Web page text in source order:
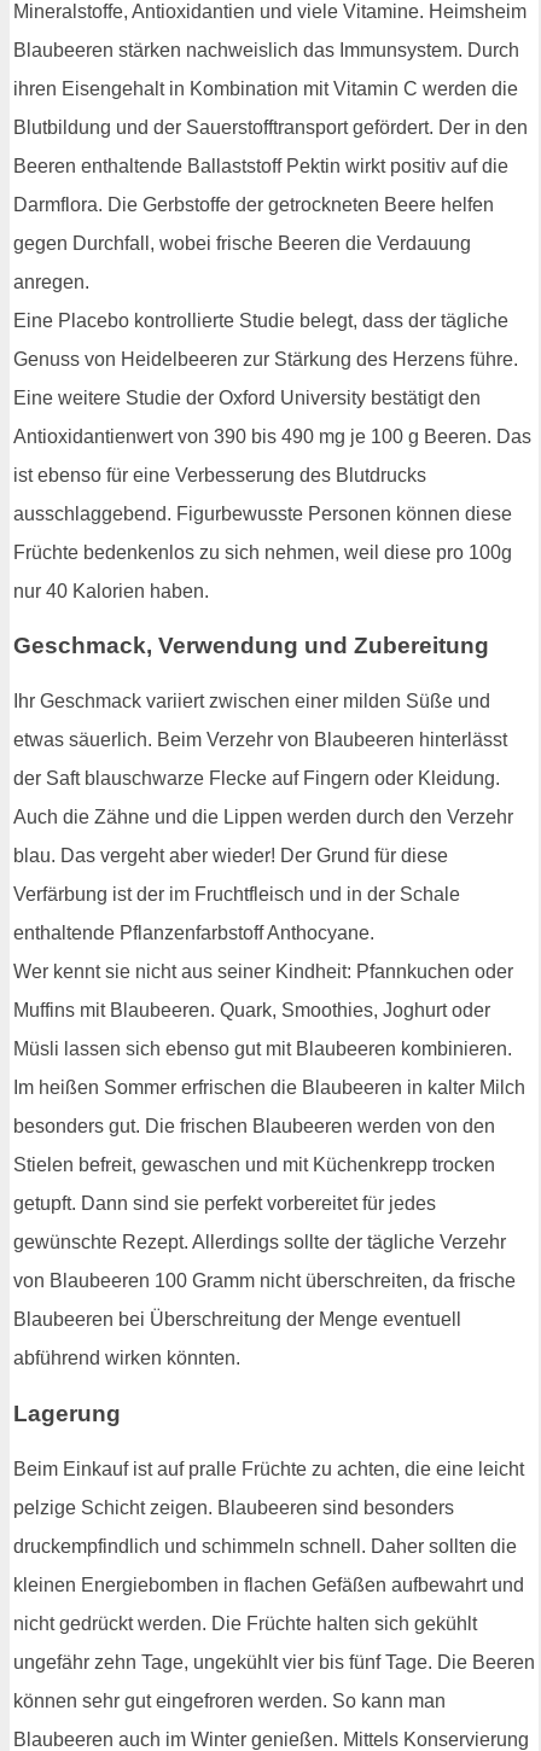
Mineralstoffe, Antioxidantien und viele Vitamine. Heimsheim
Blaubeeren stärken nachweislich das Immunsystem. Durch
ihren Eisengehalt in Kombination mit Vitamin C werden die
Blutbildung und der Sauerstofftransport gefördert. Der in den
Beeren enthaltende Ballaststoff Pektin wirkt positiv auf die
Darmflora. Die Gerbstoffe der getrockneten Beere helfen
gegen Durchfall, wobei frische Beeren die Verdauung
anregen.
Eine Placebo kontrollierte Studie belegt, dass der tägliche
Genuss von Heidelbeeren zur Stärkung des Herzens führe.
Eine weitere Studie der Oxford University bestätigt den
Antioxidantienwert von 390 bis 490 mg je 100 g Beeren. Das
ist ebenso für eine Verbesserung des Blutdrucks
ausschlaggebend. Figurbewusste Personen können diese
Früchte bedenkenlos zu sich nehmen, weil diese pro 100g
nur 40 Kalorien haben.
Geschmack, Verwendung und Zubereitung
Ihr Geschmack variiert zwischen einer milden Süße und
etwas säuerlich. Beim Verzehr von Blaubeeren hinterlässt
der Saft blauschwarze Flecke auf Fingern oder Kleidung.
Auch die Zähne und die Lippen werden durch den Verzehr
blau. Das vergeht aber wieder! Der Grund für diese
Verfärbung ist der im Fruchtfleisch und in der Schale
enthaltende Pflanzenfarbstoff Anthocyane.
Wer kennt sie nicht aus seiner Kindheit: Pfannkuchen oder
Muffins mit Blaubeeren. Quark, Smoothies, Joghurt oder
Müsli lassen sich ebenso gut mit Blaubeeren kombinieren.
Im heißen Sommer erfrischen die Blaubeeren in kalter Milch
besonders gut. Die frischen Blaubeeren werden von den
Stielen befreit, gewaschen und mit Küchenkrepp trocken
getupft. Dann sind sie perfekt vorbereitet für jedes
gewünschte Rezept. Allerdings sollte der tägliche Verzehr
von Blaubeeren 100 Gramm nicht überschreiten, da frische
Blaubeeren bei Überschreitung der Menge eventuell
abführend wirken könnten.
Lagerung
Beim Einkauf ist auf pralle Früchte zu achten, die eine leicht
pelzige Schicht zeigen. Blaubeeren sind besonders
druckempfindlich und schimmeln schnell. Daher sollten die
kleinen Energiebomben in flachen Gefäßen aufbewahrt und
nicht gedrückt werden. Die Früchte halten sich gekühlt
ungefähr zehn Tage, ungekühlt vier bis fünf Tage. Die Beeren
können sehr gut eingefroren werden. So kann man
Blaubeeren auch im Winter genießen. Mittels Konservierung